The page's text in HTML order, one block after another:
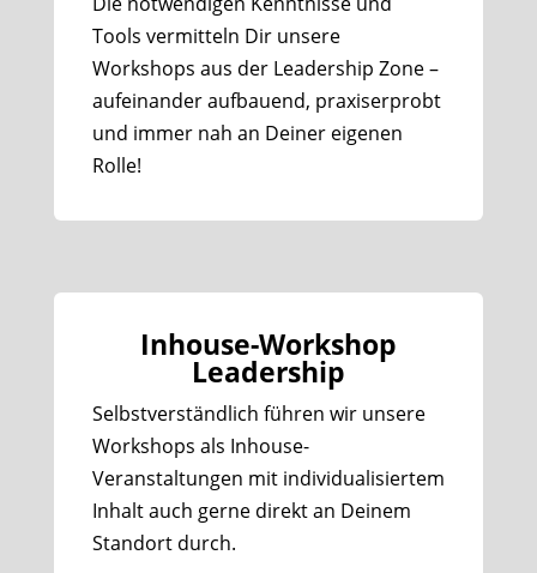
Tools vermitteln Dir unsere
Workshops aus der Leadership Zone –
aufeinander aufbauend, praxiserprobt
und immer nah an Deiner eigenen
Rolle!
Inhouse-Workshop
Leadership
Selbstverständlich führen wir unsere
Workshops als Inhouse-
Veranstaltungen mit individualisiertem
Inhalt auch gerne direkt an Deinem
Standort durch.